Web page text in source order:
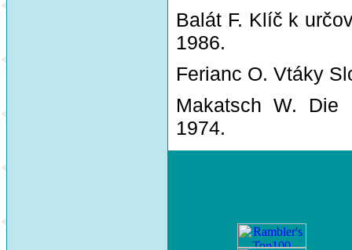
Balát F. Klíč k
1986.
Ferianc O. Vtáky
Makatsch W. Die
1974.